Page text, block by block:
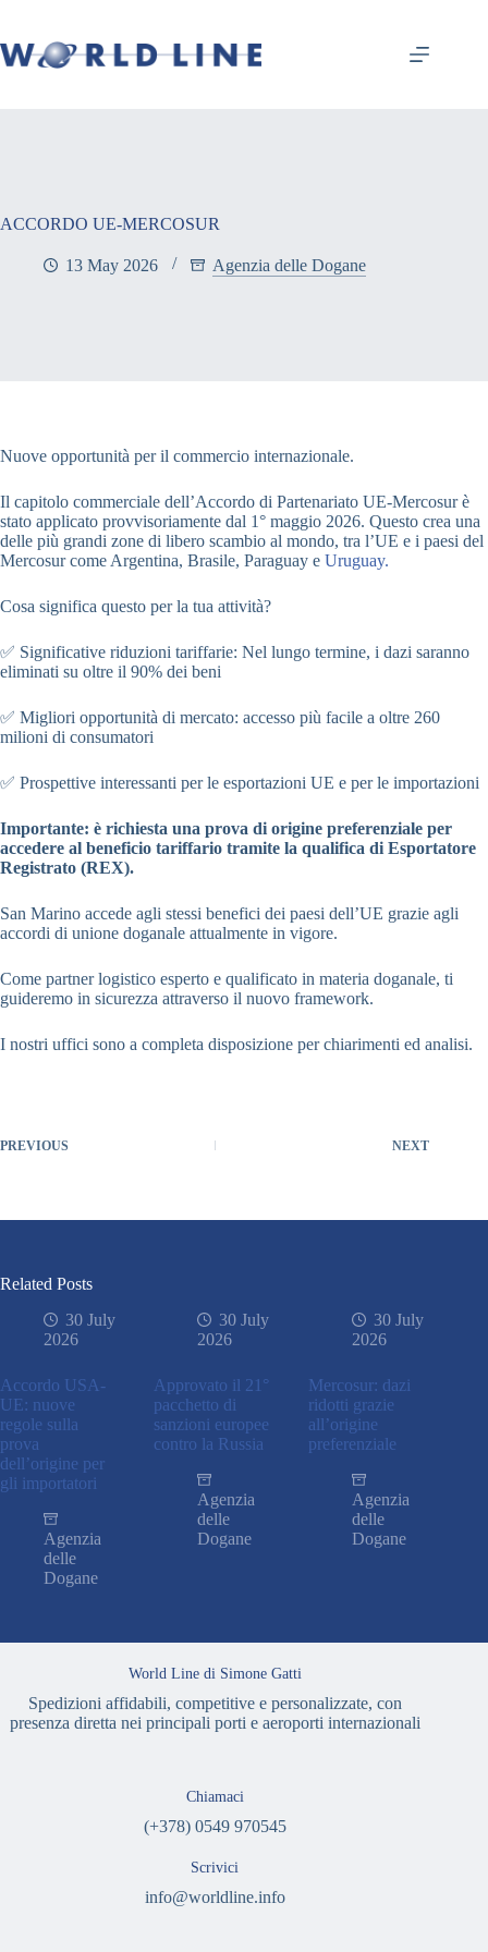
ACCORDO UE-MERCOSUR
13 May 2026 Agenzia delle Dogane
Nuove opportunità per il commercio internazionale.
Il capitolo commerciale dell’Accordo di Partenariato UE-Mercosur è
stato applicato provvisoriamente dal 1° maggio 2026. Questo crea una
delle più grandi zone di libero scambio al mondo, tra l’UE e i paesi del
Mercosur come Argentina, Brasile, Paraguay e Uruguay.
Cosa significa questo per la tua attività?
✅ Significative riduzioni tariffarie: Nel lungo termine, i dazi saranno
eliminati su oltre il 90% dei beni
✅ Migliori opportunità di mercato: accesso più facile a oltre 260
milioni di consumatori
✅ Prospettive interessanti per le esportazioni UE e per le importazioni
Importante: è richiesta una prova di origine preferenziale per
accedere al beneficio tariffario tramite la qualifica di Esportatore
Registrato (REX).
San Marino accede agli stessi benefici dei paesi dell’UE grazie agli
accordi di unione doganale attualmente in vigore.
Come partner logistico esperto e qualificato in materia doganale, ti
guideremo in sicurezza attraverso il nuovo framework.
I nostri uffici sono a completa disposizione per chiarimenti ed analisi.
PREVIOUS NEXT
Related Posts
30 July
2026
Accordo USA-
UE: nuove
regole sulla
prova
dell’origine per
gli importatori
Agenzia
delle
Dogane
30 July
2026
Approvato il 21°
pacchetto di
sanzioni europee
contro la Russia
Agenzia
delle
Dogane
30 July
2026
Mercosur: dazi
ridotti grazie
all’origine
preferenziale
Agenzia
delle
Dogane
World Line di Simone Gatti
Spedizioni affidabili, competitive e personalizzate, con
presenza diretta nei principali porti e aeroporti internazionali
Chiamaci
(+378) 0549 970545
Scrivici
info@worldline.info